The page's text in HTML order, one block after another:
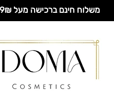
משלוח חינם ברכישה מעל 349₪